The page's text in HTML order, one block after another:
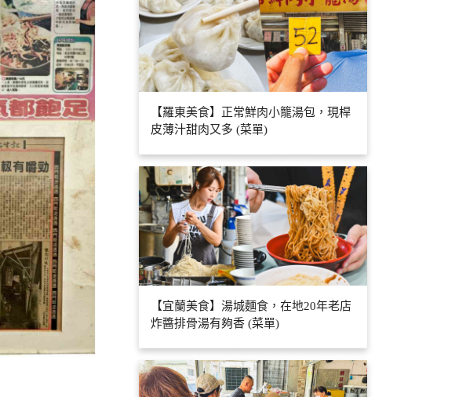
【羅東美食】正常鮮肉小籠湯包，現桿
皮薄汁甜肉又多 (菜單)
【宜蘭美食】湯城麵食，在地20年老店
炸醬排骨湯有夠香 (菜單)